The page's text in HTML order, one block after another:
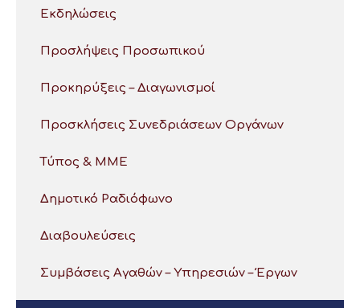
Εκδηλώσεις
Προσλήψεις Προσωπικού
Προκηρύξεις – Διαγωνισμοί
Προσκλήσεις Συνεδριάσεων Οργάνων
Τύπος & ΜΜΕ
Δημοτικό Ραδιόφωνο
Διαβουλεύσεις
Συμβάσεις Αγαθών – Υπηρεσιών – Έργων